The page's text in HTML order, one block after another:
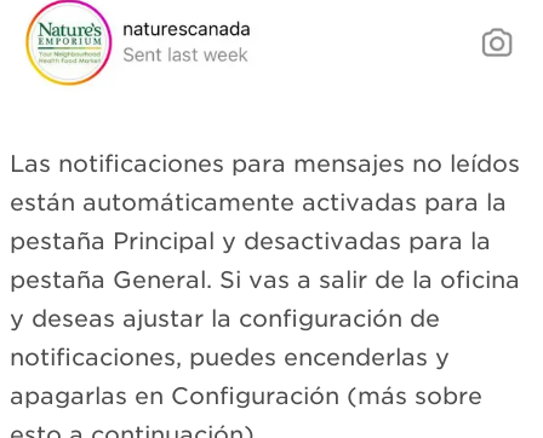
Las notificaciones para mensajes no leídos
están automáticamente activadas para la
pestaña Principal y desactivadas para la
pestaña General. Si vas a salir de la oficina
y deseas ajustar la configuración de
notificaciones, puedes encenderlas y
apagarlas en Configuración (más sobre